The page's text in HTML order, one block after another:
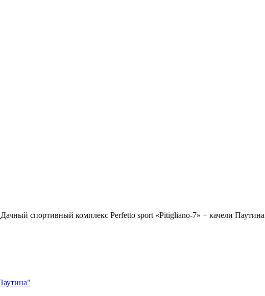
Дачный спортивный комплекс Perfetto sport «Pitigliano-7» + качели Паутина